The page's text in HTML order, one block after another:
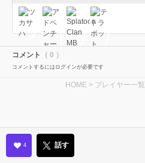
コメント （ 0 ）
コメントするにはログインが必要です
HOME > プレイヤー一覧
4 話す